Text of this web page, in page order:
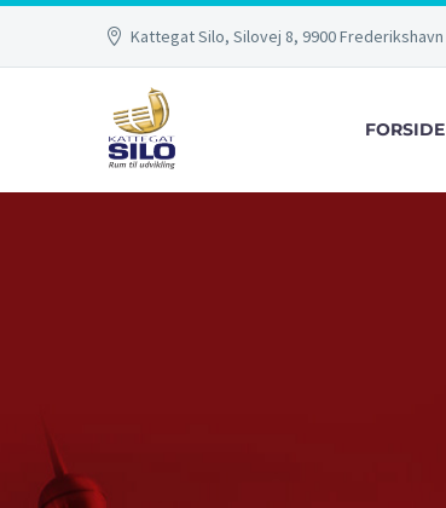
Kattegat Silo, Silovej 8, 9900 Frederikshavn
FORSIDE